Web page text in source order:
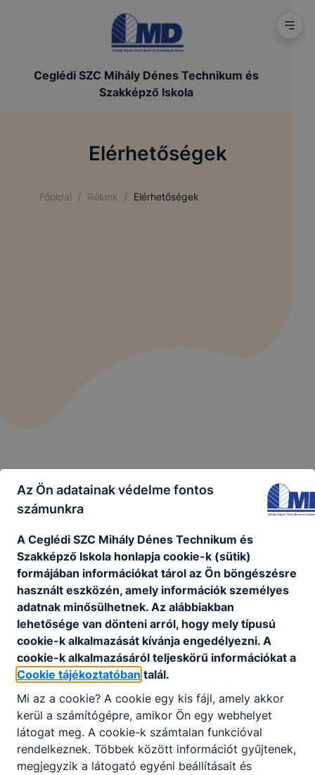
Ceglédi SZC Mihály Dénes Technikum és
Szakképző Iskola
Elérhetőségek
Főoldal / Rólunk / Elérhetőségek
Ceglédi SZC Mihály Dénes Technikum
és Szakképző Iskola
Telefon:+36 70 504 2778 (Gyömrő); +36 70
504 2779 (Kistarcsa)
Központi ügyfélszolgálat: +36 29 331-234
E-mail cím: mihalydenes@mdiskola.hu
Az Ön adatainak védelme fontos
számunkra
A Ceglédi SZC Mihály Dénes Technikum és
Szakképző Iskola honlapja cookie-k (sütik)
formájában információkat tárol az Ön böngészésre
használt eszközén, amely információk személyes
adatnak minősülhetnek. Az alábbiakban
lehetősége van dönteni arról, hogy mely típusú
cookie-k alkalmazását kívánja engedélyezni. A
cookie-k alkalmazásáról teljeskörű információkat a
Cookie tájékoztatóban talál.
Mi az a cookie? A cookie egy kis fájl, amely akkor
kerül a számítógépre, amikor Ön egy webhelyet
látogat meg. A cookie-k számtalan funkcióval
rendelkeznek. Többek között információt gyűjtenek,
megjegyzik a látogató egyéni beállításait és